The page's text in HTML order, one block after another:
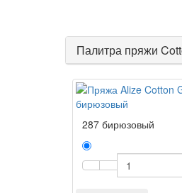
Палитра пряжи
287 бирюзовый